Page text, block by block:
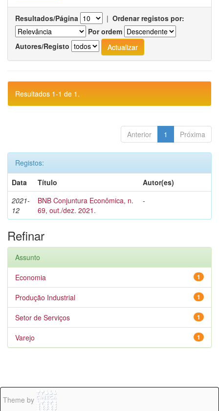
Resultados/Página | Ordenar registos por:
Por ordem
Autores/Registo
Resultados 1-1 de 1.
Anterior 1 Próxima
Registos:
Data
Título
Autor(es)
2021-
12
BNB Conjuntura Econômica, n.
69, out./dez. 2021.
-
Refinar
Assunto
1
Economia
1
Produção Industrial
1
Setor de Serviços
1
Varejo
Theme by